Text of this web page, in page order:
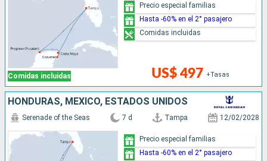
Comidas incluidas US$ 497 +Tasas
Precio especial familias
Hasta -60% en el 2° pasajero
Comidas incluidas
HONDURAS, MÉXICO, ESTADOS UNIDOS
Serenade of the Seas 7 d Tampa 12/02/2028
Precio especial familias
Hasta -60% en el 2° pasajero